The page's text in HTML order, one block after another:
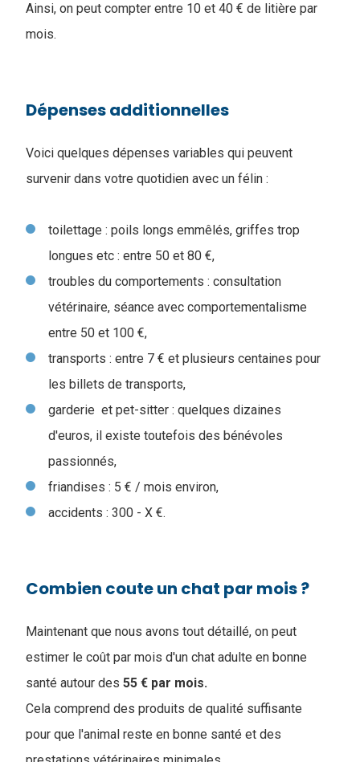
Ainsi, on peut compter entre 10 et 40 € de litière par
mois.
Dépenses additionnelles
Voici quelques dépenses variables qui peuvent
survenir dans votre quotidien avec un félin :
toilettage : poils longs emmêlés, griffes trop
longues etc : entre 50 et 80 €,
troubles du comportements : consultation
vétérinaire, séance avec comportementalisme
entre 50 et 100 €,
transports : entre 7 € et plusieurs centaines pour
les billets de transports,
garderie et pet-sitter : quelques dizaines
d'euros, il existe toutefois des bénévoles
passionnés,
friandises : 5 € / mois environ,
accidents : 300 - X €.
Combien coute un chat par mois ?
Maintenant que nous avons tout détaillé, on peut
estimer le coût par mois d'un chat adulte en bonne
santé autour des 55 € par mois.
Cela comprend des produits de qualité suffisante
pour que l'animal reste en bonne santé et des